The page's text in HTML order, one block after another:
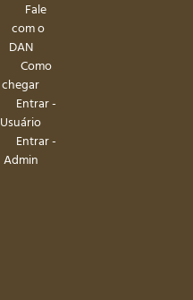
Fale
com o
DAN
Como
chegar
Entrar -
Usuário
Entrar -
Admin